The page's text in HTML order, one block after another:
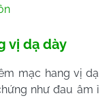
vị dạ dày
mạc hang vị dạ
như đau âm ỉ